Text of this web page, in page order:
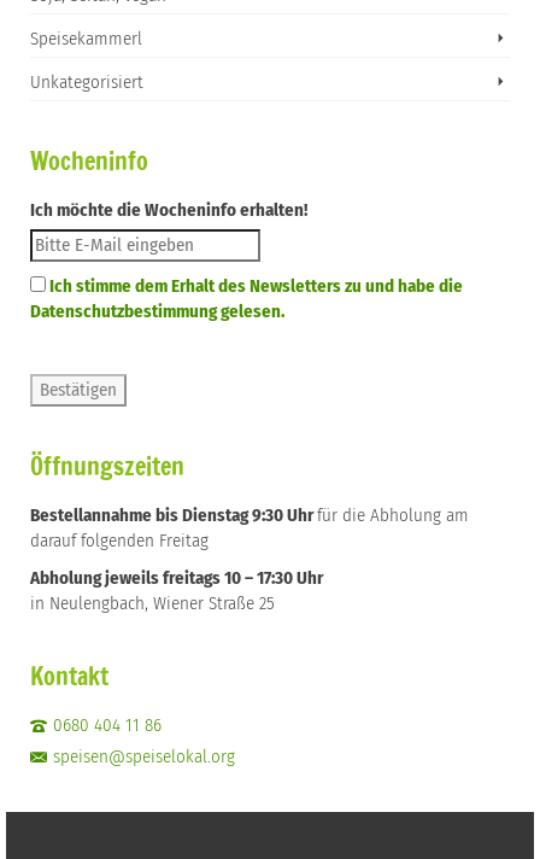
Speisekammerl
Unkategorisiert
Wocheninfo
Ich möchte die Wocheninfo erhalten!
Ich stimme dem Erhalt des Newsletters zu und habe die
Datenschutzbestimmung gelesen.
Öffnungszeiten
Bestellannahme bis Dienstag 9:30 Uhrfür die Abholung am
darauf folgenden Freitag
Abholung jeweils freitags 10 – 17:30 Uhr
in Neulengbach, Wiener Straße 25
Kontakt
0680 404 11 86
speisen@speiselokal.org